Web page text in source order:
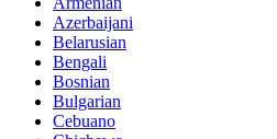
Azerbaijani
Belarusian
Bengali
Bosnian
Bulgarian
Cebuano